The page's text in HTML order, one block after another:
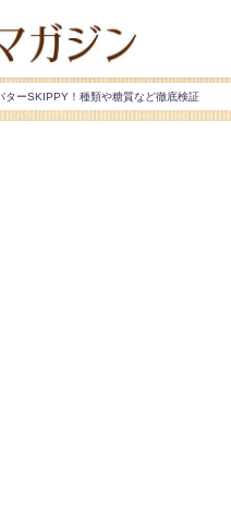
ターSKIPPY！種類や糖質など徹底検証